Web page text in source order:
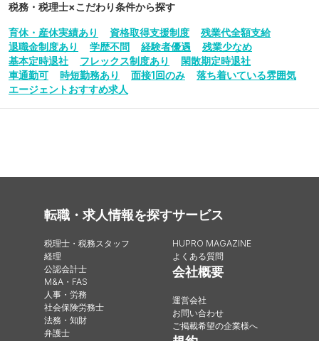
税務・税理士×こだわり条件から探す
育休・産休実績あり 資格取得支援制度
残業代全額支給
退職金制度あり
学歴不問 経験者優遇
残業少なめ
基本定時退社
フレックス制度あり
閑散期定時退社
車通勤可
時短勤務あり 面接1回のみ
落ち着いている雰囲気
エージェントおすすめ求人
転職・求人情報を探す
税理士・税務スタッフ
経理
公認会計士
M&A・FAS
人事・労務
社会保険労務士
法務・知財
弁護士
サービス
HUPRO MAGAZINE
よくある質問
会社概要
運営会社
お問い合わせ
ご掲載希望の企業様へ